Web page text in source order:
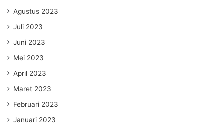
Agustus 2023
Juli 2023
Juni 2023
Mei 2023
April 2023
Maret 2023
Februari 2023
Januari 2023